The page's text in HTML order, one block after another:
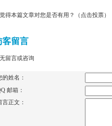
得本篇文章对您是否有用？（点击投票）
客留言
留言或咨询
的姓名：
邮箱：
言正文：